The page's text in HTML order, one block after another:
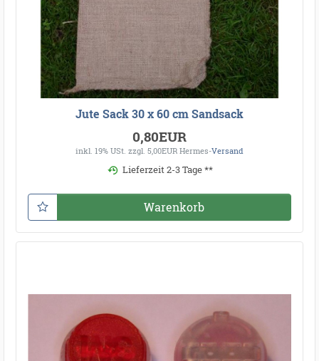
Jute Sack 30 x 60 cm Sandsack
0,80EUR
inkl. 19% USt. zzgl. 5,00EUR Hermes-Versand
Lieferzeit 2-3 Tage **
Warenkorb